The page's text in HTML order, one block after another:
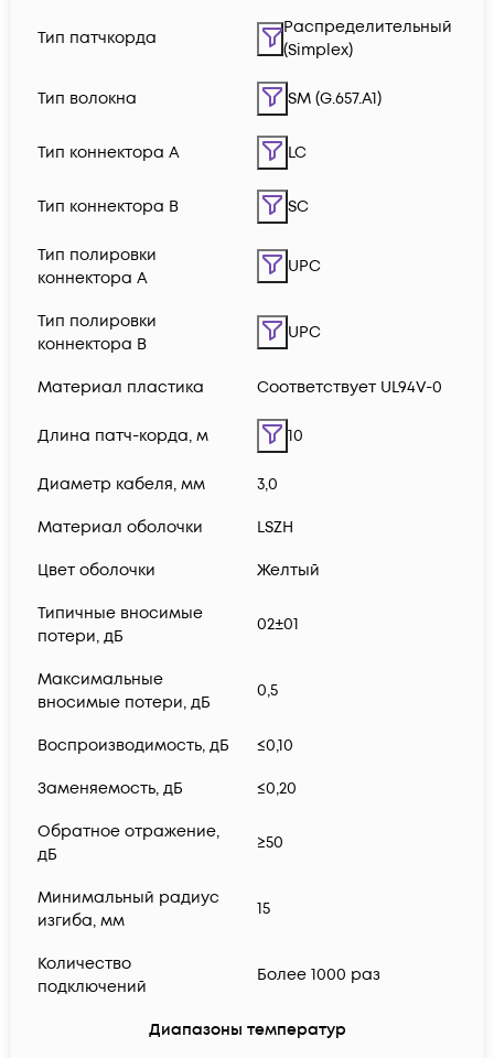
Тип патчкорда
Распределительный
(Simplex)
Тип волокна SM (G.657.A1)
Тип коннектора A LC
Тип коннектора B SC
Тип полировки
коннектора A
UPC
Тип полировки
коннектора B
UPC
Материал пластика Соответствует UL94V-0
Длина патч-корда, м 10
Диаметр кабеля, мм 3,0
Материал оболочки LSZH
Цвет оболочки Желтый
Типичные вносимые
потери, дБ
02±01
Максимальные
вносимые потери, дБ
0,5
Воспроизводимость, дБ ≤0,10
Заменяемость, дБ ≤0,20
Обратное отражение,
дБ
≥50
Минимальный радиус
изгиба, мм
15
Количество
подключений
Более 1000 раз
Диапазоны температур